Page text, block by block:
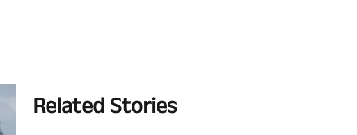
Related Stories